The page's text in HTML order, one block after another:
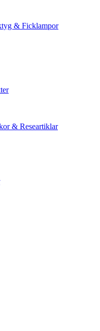
& Ficklampor
& Researtiklar